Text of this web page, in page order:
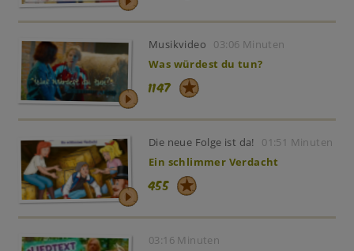
Musikvideo
03:06 Minuten
Was würdest du tun?
1147
Die neue Folge ist da!
01:51 Minuten
Ein schlimmer Verdacht
455
03:16 Minuten